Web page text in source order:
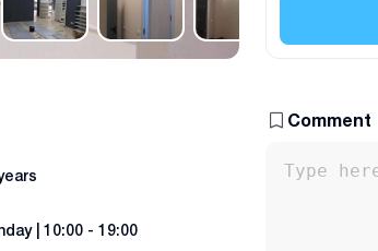
| 10:00 - 19:00
Comment